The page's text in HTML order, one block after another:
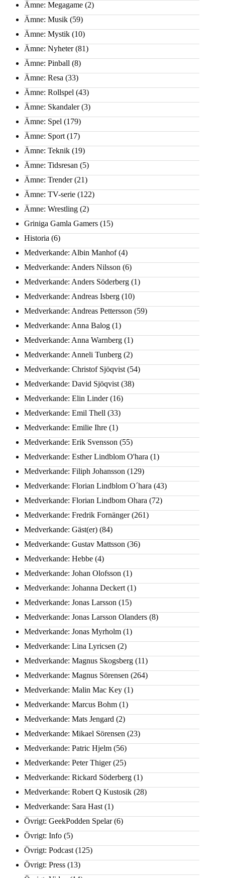
Ämne: Megagame (2)
Ämne: Musik (59)
Ämne: Mystik (10)
Ämne: Nyheter(81)
Ämne: Pinball (8)
Ämne: Resa (33)
Ämne: Rollspel (43)
Ämne: Skandaler(3)
Ämne: Spel (179)
Ämne: Sport (17)
Ämne: Teknik (19)
Ämne: Tidsresan (5)
Ämne: Trender(21)
Ämne: TV-serie (122)
Ämne: Wrestling (2)
Griniga Gamla Gamers (15)
Historia (6)
Medverkande: Albin Manhof(4)
Medverkande: Anders Nilsson (6)
Medverkande: Anders Söderberg (1)
Medverkande: Andreas Isberg (10)
Medverkande: Andreas Pettersson (59)
Medverkande: Anna Balog (1)
Medverkande: Anna Warnberg (1)
Medverkande: Anneli Tunberg (2)
Medverkande: Christof Sjöqvist (54)
Medverkande: David Sjöqvist (38)
Medverkande: Elin Linder(16)
Medverkande: Emil Thell (33)
Medverkande: Emilie Ihre (1)
Medverkande: Erik Svensson (55)
Medverkande: Esther Lindblom O'hara (1)
Medverkande: Filiph Johansson (129)
Medverkande: Florian Lindblom O´hara (43)
Medverkande: Florian Lindbom Ohara (72)
Medverkande: Fredrik Fornänger(261)
Medverkande: Gäst(er) (84)
Medverkande: Gustav Mattsson (36)
Medverkande: Hebbe (4)
Medverkande: Johan Olofsson (1)
Medverkande: Johanna Deckert (1)
Medverkande: Jonas Larsson (15)
Medverkande: Jonas Larsson Olanders (8)
Medverkande: Jonas Myrholm (1)
Medverkande: Lina Lyricsen (2)
Medverkande: Magnus Skogsberg (11)
Medverkande: Magnus Sörensen (264)
Medverkande: Malin Mac Key (1)
Medverkande: Marcus Bohm (1)
Medverkande: Mats Jengard (2)
Medverkande: Mikael Sörensen (23)
Medverkande: Patric Hjelm (56)
Medverkande: Peter Thiger(25)
Medverkande: Rickard Söderberg (1)
Medverkande: Robert Q Kustosik (28)
Medverkande: Sara Hast (1)
Övrigt: GeekPodden Spelar(6)
Övrigt: Info (5)
Övrigt: Podcast (125)
Övrigt: Press (13)